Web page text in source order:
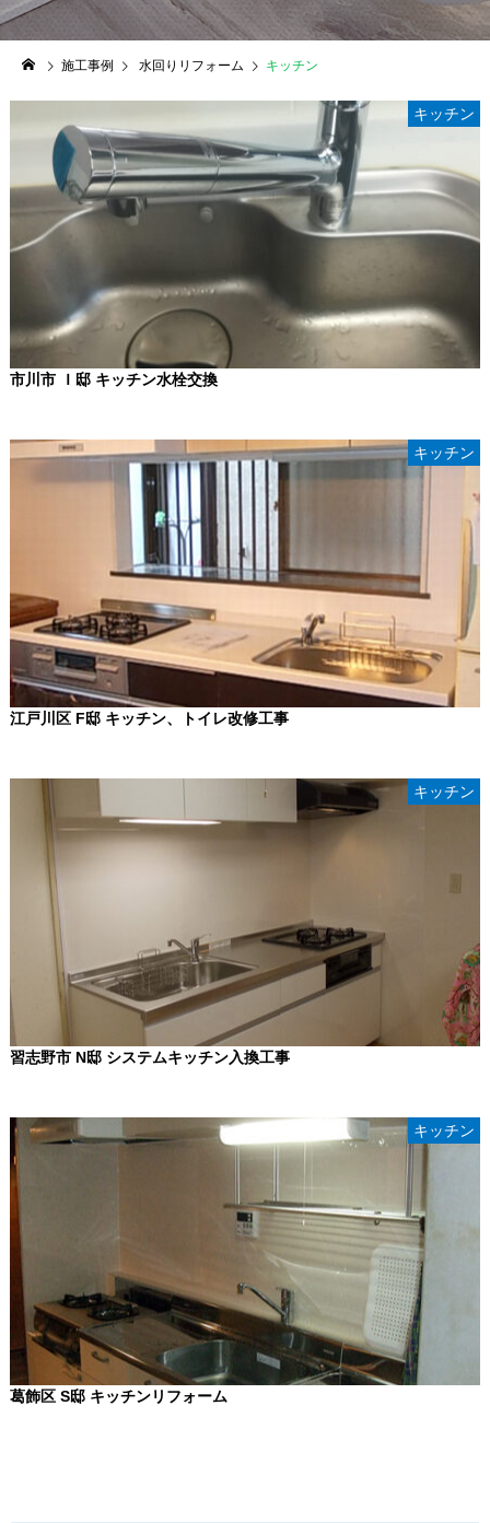
施工事例 水回りリフォーム キッチン
キッチン
市川市 Ｉ邸 キッチン水栓交換
キッチン
江戸川区 F邸 キッチン、トイレ改修工事
キッチン
習志野市 N邸 システムキッチン入換工事
キッチン
葛飾区 S邸 キッチンリフォーム